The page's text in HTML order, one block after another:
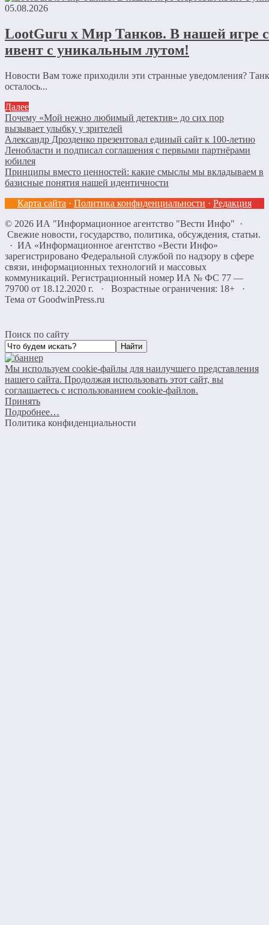
05.08.2026
LootGuru x Мир Танков. В нашей игре
ивент с уникальным лутом!
Новости Вам тоже приходили эти странные уведомления?
осталось...
Далее
Почему «Мой нежно любимый детектив» до сих пор
вызывает улыбку у зрителей
Александр Дрозденко презентовал единый сайт к 100-летию
Ленобласти и подписал соглашения с первыми партнёрами
юбилея
Принципы вместо ценностей: какие смыслы мы вкладываем в
базисные понятия нашей идентичности
Карта сайта · Политика конфиденциальности · Редакция
© 2026 ИА "Информационное агентство "Вести Инфо" ·
Свежие новости, государство, политика, обсуждения, статьи.
· ИА «Информационное агентство «Вести Инфо»
зарегистрировано Федеральной службой по надзору в сфере
связи, информационных технологий и массовых
коммуникаций. Регистрационный номер ИА № ФС 77 —
79700 от 18.12.2020 г. · Возрастные ограничения: 18+
·
Тема от GoodwinPress.ru
Поиск по сайту
Мы используем cookie-файлы для наилучшего представления
нашего сайта. Продолжая использовать этот сайт, вы
соглашаетесь с использованием cookie-файлов.
Принять
Подробнее…
Политика конфиденциальности